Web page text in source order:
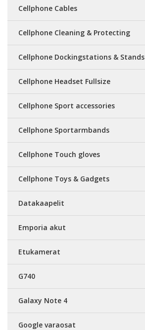
Cellphone Cables
Cellphone Cleaning & Protecting
Cellphone Dockingstations & Stands
Cellphone Headset Fullsize
Cellphone Sport accessories
Cellphone Sportarmbands
Cellphone Touch gloves
Cellphone Toys & Gadgets
Datakaapelit
Emporia akut
Etukamerat
G740
Galaxy Note 4
Google varaosat